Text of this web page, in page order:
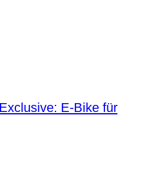
E-Bike für